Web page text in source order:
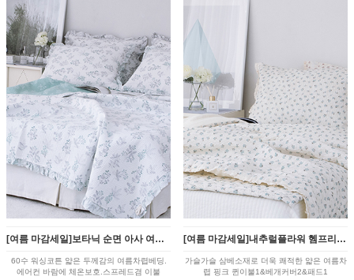
[여름 마감세일]보타닉 순면 아사 여름차렵 이불베개세트 (그레이컬러) 퀸(Q)
60수 워싱코튼 얇은 두께감의 여름차렵베딩.
에어컨 바람에 체온보호.스프레드겸 이불
[여름 마감세일]내추럴플라워 헴프리플 여름 이불패드세트 핑크 퀸(Q)
가슬가슬 삼베소재로 더욱 쾌적한 얇은 여름차
렵 핑크 퀸이불1&베개커버2&패드1